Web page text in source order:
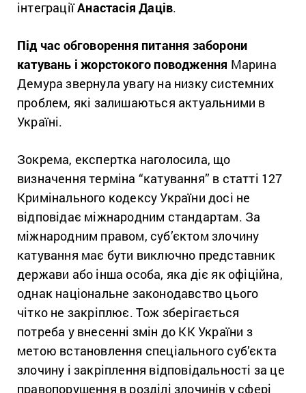
інтеграціїАнастасія Даців.
Під час обговорення питання заборони
катувань і жорстокого поводження Марина
Демура звернула увагу на низку системних
проблем, які залишаються актуальними в
Україні.
Зокрема, експертка наголосила, що
визначення терміна “катування” в статті 127
Кримінального кодексу України досі не
відповідає міжнародним стандартам. За
міжнародним правом, суб’єктом злочину
катування має бути виключно представник
держави або інша особа, яка діє як офіційна,
однак національне законодавство цього
чітко не закріплює. Тож зберігається
потреба у внесенні змін до КК України з
метою встановлення спеціального суб’єкта
злочину і закріплення відповідальності за це
правопорушення в розділі злочинів у сфері